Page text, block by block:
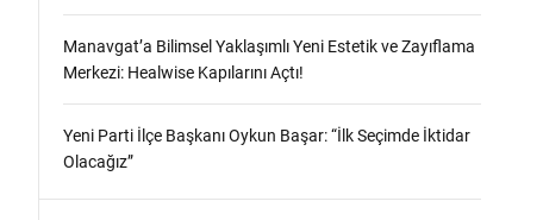
Manavgat’a Bilimsel Yaklaşımlı Yeni Estetik ve Zayıflama
Merkezi: Healwise Kapılarını Açtı!
Yeni Parti İlçe Başkanı Oykun Başar: “İlk Seçimde İktidar
Olacağız”